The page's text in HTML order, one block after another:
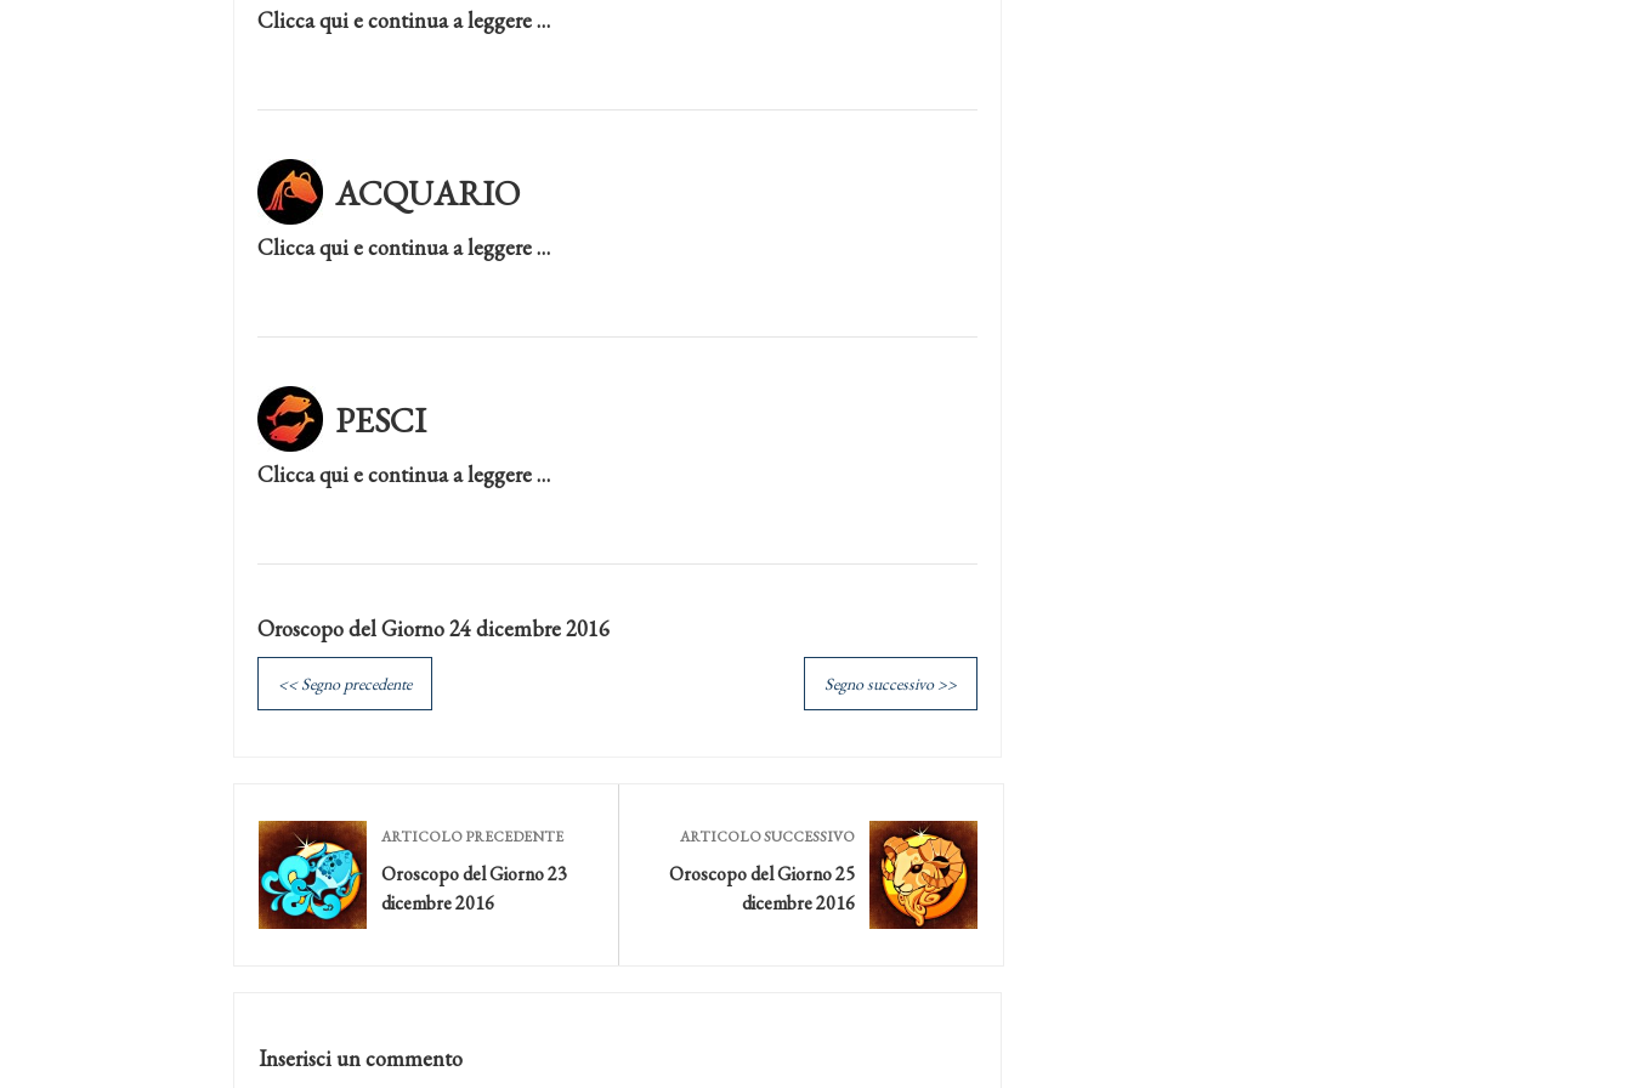
Clicca qui e continua a leggere …
ACQUARIO
Clicca qui e continua a leggere …
PESCI
Clicca qui e continua a leggere …
Oroscopo del Giorno 24 dicembre 2016
<< Segno precedente Segno successivo >>
ARTICOLO PRECEDENTE
Oroscopo del Giorno 23
dicembre 2016
ARTICOLO SUCCESSIVO
Oroscopo del Giorno 25
dicembre 2016
Inserisci un commento